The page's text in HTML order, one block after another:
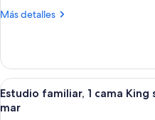
1
size,
vista
al
Más detalles
Más
doble
de
lujo,
1
Ver
todas
6
Estudio familiar, 1 cama
mar